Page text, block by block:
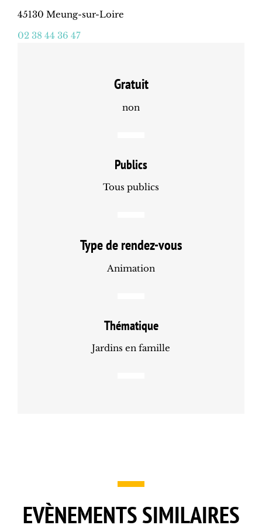
45130 Meung-sur-Loire
02 38 44 36 47
Gratuit
non
Publics
Tous publics
Type de rendez-vous
Animation
Thématique
Jardins en famille
EVÈNEMENTS SIMILAIRES